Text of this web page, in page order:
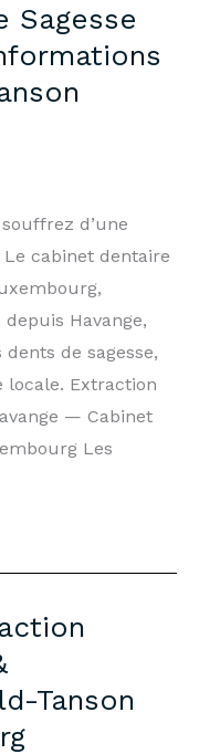
Sagesse
d’une
cabinet dentaire
Havange,
de sagesse,
locale. Extraction
— Cabinet
Les
Tanson